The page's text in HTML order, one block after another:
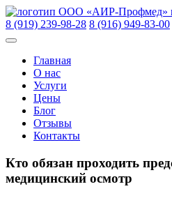
Skip
to
content
ООО «АИР-Профмед»
8 (919) 239-98-28 8 (916) 949-83-00
Главная
О нас
Услуги
Цены
Блог
Отзывы
Контакты
Кто обязан проходить
медицинский осмотр